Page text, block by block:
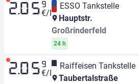
2.05 9
€/l
ESSO Tankstelle
Hauptstr.
Großrinderfeld
24 h
2.05 9
€/l
Raiffeisen Tankstelle
Taubertalstraße